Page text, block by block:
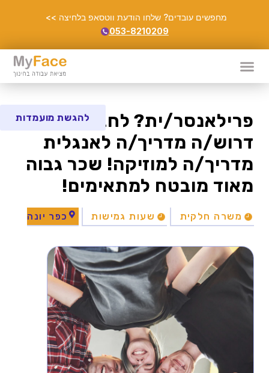
מחפשים עובדים? שלחו הודעת ווטסאפ בלחיצה >>
053-8210209
פרילאנסר/ית? לחברתנו
דרוש/ה מדריך/ה לאנגלית
מדריך/ה למוזיקה! שכר גבוה
מאוד מובטח למתאימים!
משרה חלקית שעות גמישות כפר יונה
להגשת מועמדות